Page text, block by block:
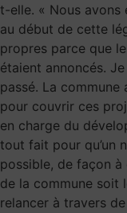
t-elle. « Nous
au début de cette
propres parce que
étaient annoncés.
passé. La commune
pour couvrir ces
en charge du
tout fait pour qu’un
possible, de façon
de la commune soit
relancer à travers